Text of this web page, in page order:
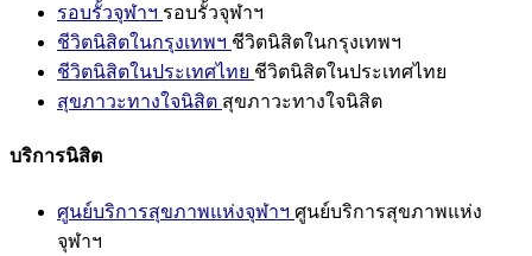
รอบรั้วจุฬาฯ รอบรั้วจุฬาฯ
ชีวิตนิสิตในกรุงเทพฯ ชีวิตนิสิตในกรุงเทพฯ
ชีวิตนิสิตในประเทศไทย ชีวิตนิสิตในประเทศไทย
สุขภาวะทางใจนิสิต สุขภาวะทางใจนิสิต
บริการนิสิต
ศูนย์บริการสุขภาพแห่งจุฬาฯ ศูนย์บริการสุขภาพแห่ง
จุฬาฯ